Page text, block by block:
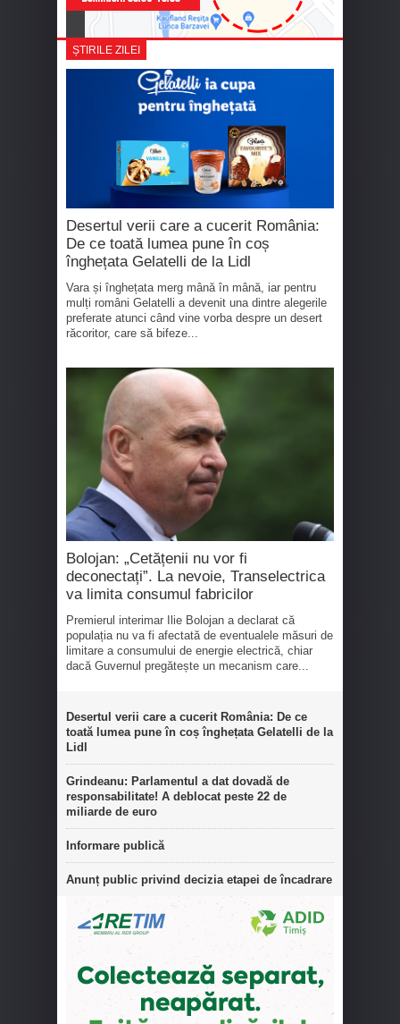
ȘTIRILE ZILEI
Desertul verii care a cucerit România:
De ce toată lumea pune în coș
înghețata Gelatelli de la Lidl
Vara și înghețata merg mână în mână, iar pentru
mulți români Gelatelli a devenit una dintre alegerile
preferate atunci când vine vorba despre un desert
răcoritor, care să bifeze...
Bolojan: „Cetățenii nu vor fi
deconectați”. La nevoie, Transelectrica
va limita consumul fabricilor
Premierul interimar Ilie Bolojan a declarat că
populația nu va fi afectată de eventualele măsuri de
limitare a consumului de energie electrică, chiar
dacă Guvernul pregătește un mecanism care...
Desertul verii care a cucerit România: De ce
toată lumea pune în coș înghețata Gelatelli de la
Lidl
Grindeanu: Parlamentul a dat dovadă de
responsabilitate! A deblocat peste 22 de
miliarde de euro
Informare publică
Anunț public privind decizia etapei de încadrare